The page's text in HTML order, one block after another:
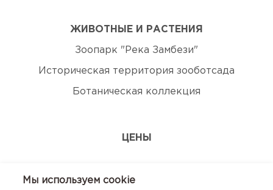
ЖИВОТНЫЕ И РАСТЕНИЯ
Зоопарк "Река Замбези"
Историческая территория зооботсада
Ботаническая коллекция
ЦЕНЫ
Мы используем сookie